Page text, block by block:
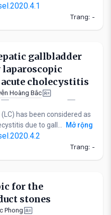
Trang: -
gallbladder
cholecystitis
Hoàng Bắc
Thi Ngoc Sang
has been considered as
due to gall...
Mở rộng
Trang: -
for the
stones
Phong